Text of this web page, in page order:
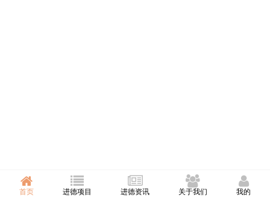
首页 进德项目 进德资讯 关于我们 我的